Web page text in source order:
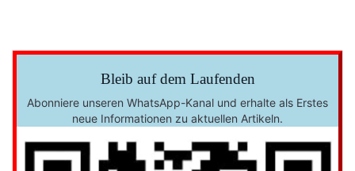
Bleib auf dem Laufenden
Abonniere unseren WhatsApp-Kanal und erhalte als Erstes
neue Informationen zu aktuellen Artikeln.